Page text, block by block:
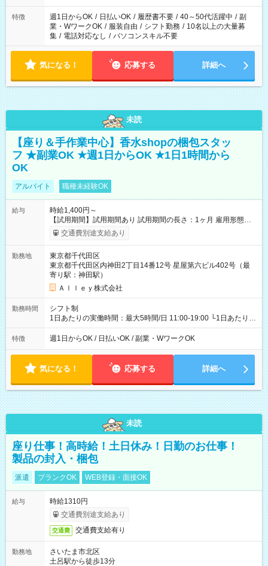
特徴 週1日からOK / 日払いOK / 履歴書不要 / 40～50代活躍中 / 副
業・WワークOK / 服装自由 / シフト勤務 / 10名以上の大量募
集 / 電話対応なし / パソコンスキル不要
気になる！ 応募する 詳細へ
未読
【座り＆手作業中心】香水shopの梱包スタッ
フ ★副業OK ★週1日からOK ★1日1時間から
OK
アルバイト 職種未経験OK
給与
時給1,400円～
【試用期間】試用期間あり 試用期間の長さ：1ヶ月 雇用形態、
給与は本採用時と同じです。
交通費別途支給あり
勤務地
東京都千代田区
東京都千代田区内神田2丁目14番12号 星屋第六ビル402号（最
寄り駅：神田駅）
Ａｌｌｅｙ株式会社
勤務時間
シフト制
1日あたりの実働時間：最大5時間/日 11:00-19:00 └1日あたりの
実働時間：1-5時間 └上記の時間帯内であれば、いつでも勤務可
能！ └平日・土曜日の中で、お好きな曜日でご勤務いただけま
18:00 などのように、自由な働き方が可能なお仕事です！
特徴 週1日からOK / 日払いOK / 副業・WワークOK
気になる！ 応募する 詳細へ
未読
座り仕事！高時給！土日休み！日勤のお仕事！
製品の封入・梱包
派遣 ブランクOK WEB登録・面接OK
給与
時給1310円
交通費別途支給あり
交通費 交通費支給有り
勤務地
さいたま市北区
土呂駅から徒歩13分